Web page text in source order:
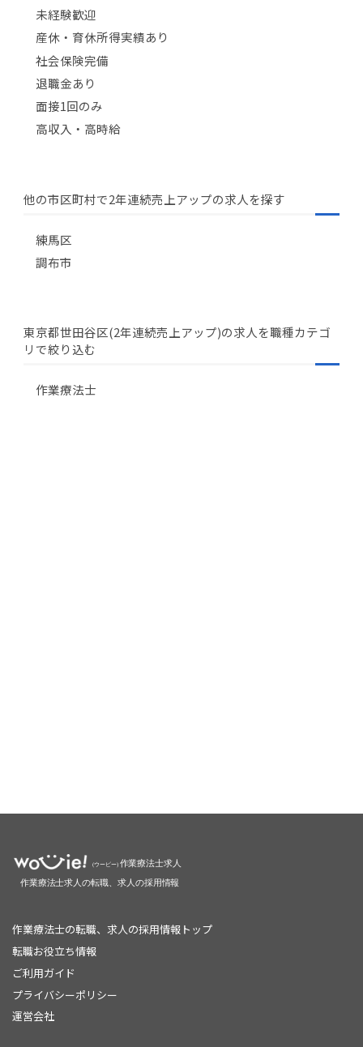
未経験歓迎
産休・育休所得実績あり
社会保険完備
退職金あり
面接1回のみ
高収入・高時給
他の市区町村で2年連続売上アップの求人を探す
練馬区
調布市
東京都世田谷区(2年連続売上アップ)の求人を職種カテゴ
リで絞り込む
作業療法士
作業療法士の転職、求人の採用情報トップ
転職お役立ち情報
ご利用ガイド
プライバシーポリシー
運営会社